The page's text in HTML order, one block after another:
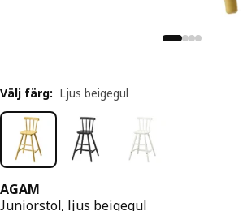
AGAM
Juniorstol, ljus beigegul
Välj färg: Ljus beigegul